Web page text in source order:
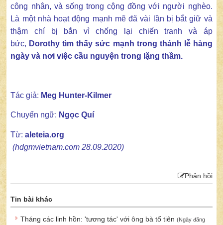
công nhân, và sống trong cộng đồng với người nghèo.
Là một nhà hoạt động mạnh mẽ đã vài lần bị bắt giữ và
thậm chí bị bắn vì chống lại chiến tranh và áp
bức, Dorothy tìm thấy sức mạnh trong thánh lễ hàng
ngày và nơi việc cầu nguyện trong lặng thầm.
Tác giả: Meg Hunter-Kilmer
Chuyển ngữ: Ngọc Quí
Từ:aleteia.org
(hdgmvietnam.com 28.09.2020)
Phản hồi
Tin bài khác
Tháng các linh hồn: 'tương tác' với ông bà tổ tiên(Ngày đăng